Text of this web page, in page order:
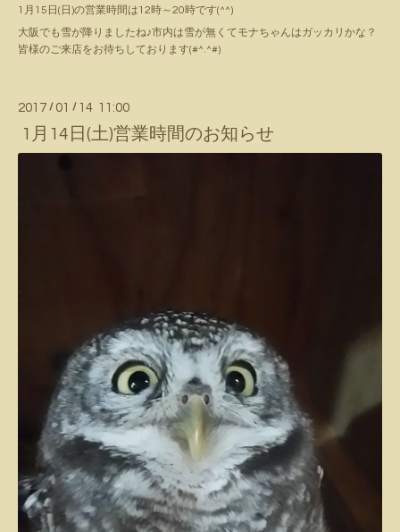
1月15日(日)の営業時間は12時～20時です(^^)
大阪でも雪が降りましたね♪市内は雪が無くてモナちゃんはガッカリかな？
皆様のご来店をお待ちしております(#^.^#)
2017 / 01 / 14 11:00
1月14日(土)営業時間のお知らせ